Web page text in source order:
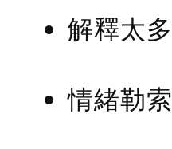
解釋太多
情緒勒索